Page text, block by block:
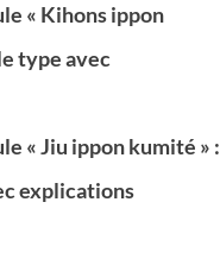
« Kihons ippon
type avec
« Jiu ippon kumité » :
explications